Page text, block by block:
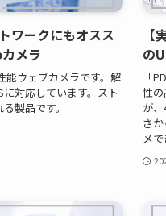
ワークにもオスス
メラ
能ウェブカメラです。解
対応しています。スト
製品です。
の
「
性
が
さ
メ